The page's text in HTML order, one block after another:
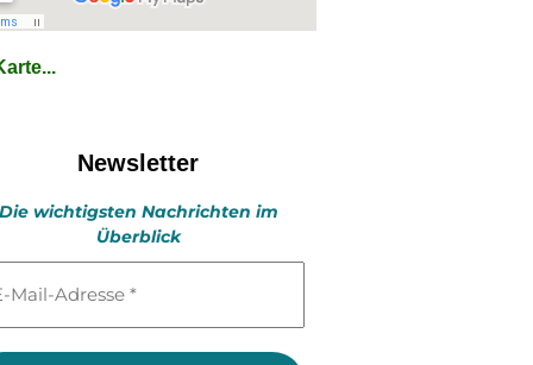
Newsletter
Die wichtigsten Nachrichten im
Überblick